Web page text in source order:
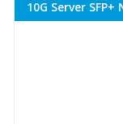
10G Server